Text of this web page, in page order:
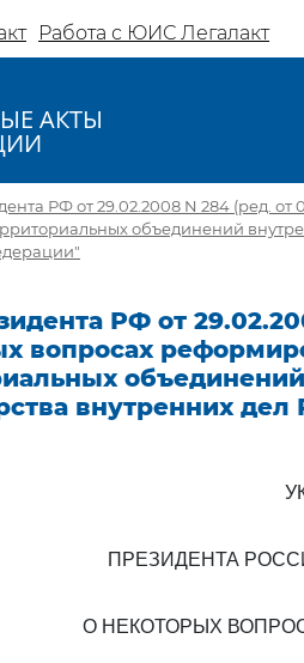
Работа с ЮИС Легалакт
АКТЫ
РФ от 29.02.2008 N 284 (ред.
объединений
РФ от
вопросах
внутренних
ПРЕЗИДЕНТА
О НЕКОТОРЫХ